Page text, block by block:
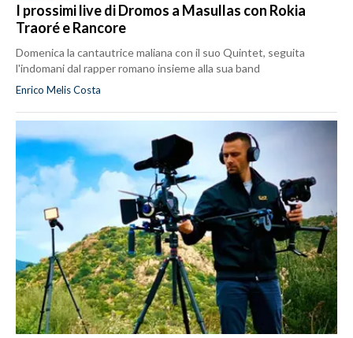
I prossimi live di Dromos a Masullas con Rokia
Traoré e Rancore
Domenica la cantautrice maliana con il suo Quintet, seguita
l'indomani dal rapper romano insieme alla sua band
Enrico Melis Costa